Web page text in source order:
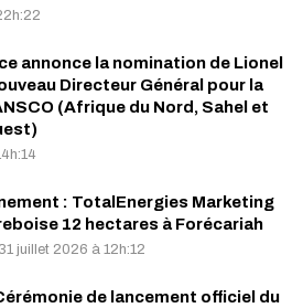
annonce la nomination de Lionel
Directeur Général pour la
(Afrique du Nord, Sahel et
: TotalEnergies Marketing
12 hectares à Forécariah
juillet 2026 à 12h:12
de lancement officiel du